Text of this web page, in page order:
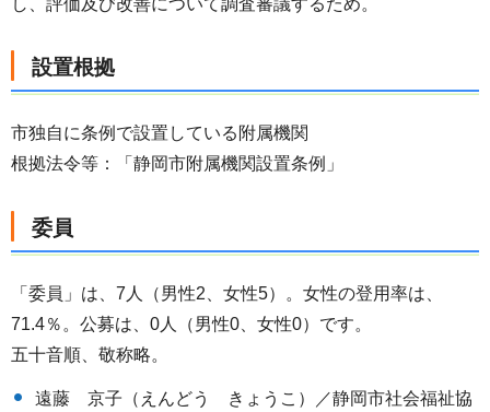
設置根拠
市独自に条例で設置している附属機関
根拠法令等：「静岡市附属機関設置条例」
委員
「委員」は、7人（男性2、女性5）。女性の登用率は、
71.4％。公募は、0人（男性0、女性0）です。
五十音順、敬称略。
遠藤 京子（えんどう きょうこ）／静岡市社会福祉協